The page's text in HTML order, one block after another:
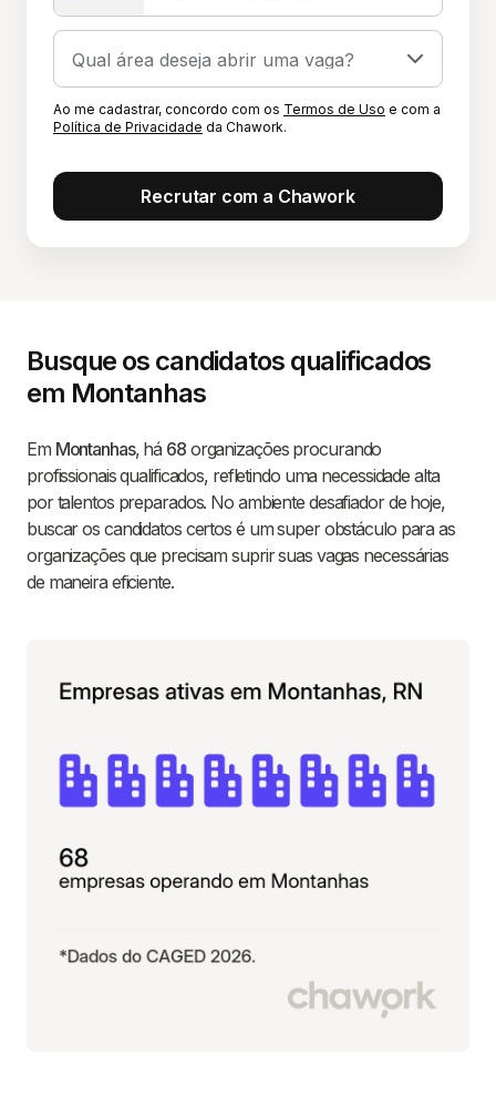
Ao me cadastrar, concordo com os Termos de Uso e com a
Política de Privacidade da Chawork.
Recrutar com a Chawork
Busque os candidatos qualificados
em Montanhas
Em Montanhas, há 68organizações procurando
profissionais qualificados, refletindo uma necessidade alta
por talentos preparados. No ambiente desafiador de hoje,
buscar os candidatos certos é um super obstáculo para as
organizações que precisam suprir suas vagas necessárias
de maneira eficiente.